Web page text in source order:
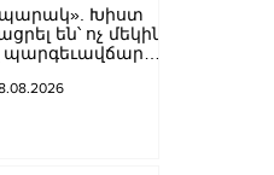
Խիստ
են՝ ոչ մեկին
պարգեւավճարի